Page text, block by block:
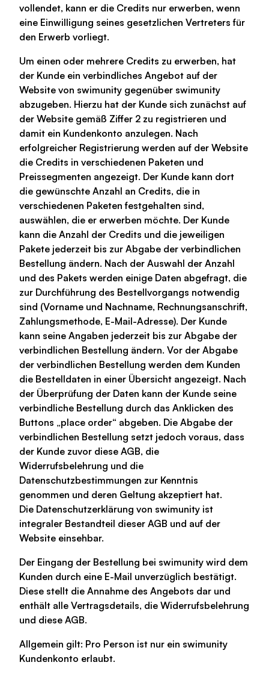
vollendet, kann er die Credits nur erwerben, wenn
eine Einwilligung seines gesetzlichen Vertreters für
den Erwerb vorliegt.
Um einen oder mehrere Credits zu erwerben, hat
der Kunde ein verbindliches Angebot auf der
Website von swimunity gegenüber swimunity
abzugeben. Hierzu hat der Kunde sich zunächst auf
der Website gemäß Ziffer 2 zu registrieren und
damit ein Kundenkonto anzulegen. Nach
erfolgreicher Registrierung werden auf der Website
die Credits in verschiedenen Paketen und
Preissegmenten angezeigt. Der Kunde kann dort
die gewünschte Anzahl an Credits, die in
verschiedenen Paketen festgehalten sind,
auswählen, die er erwerben möchte. Der Kunde
kann die Anzahl der Credits und die jeweiligen
Pakete jederzeit bis zur Abgabe der verbindlichen
Bestellung ändern. Nach der Auswahl der Anzahl
und des Pakets werden einige Daten abgefragt, die
zur Durchführung des Bestellvorgangs notwendig
sind (Vorname und Nachname, Rechnungsanschrift,
Zahlungsmethode, E-Mail-Adresse). Der Kunde
kann seine Angaben jederzeit bis zur Abgabe der
verbindlichen Bestellung ändern. Vor der Abgabe
der verbindlichen Bestellung werden dem Kunden
die Bestelldaten in einer Übersicht angezeigt. Nach
der Überprüfung der Daten kann der Kunde seine
verbindliche Bestellung durch das Anklicken des
Buttons „place order“ abgeben. Die Abgabe der
verbindlichen Bestellung setzt jedoch voraus, dass
der Kunde zuvor diese AGB, die
Widerrufsbelehrung und die
Datenschutzbestimmungen zur Kenntnis
genommen und deren Geltung akzeptiert hat.
Die Datenschutzerklärung von swimunity ist
integraler Bestandteil dieser AGB und auf der
Website einsehbar.
Der Eingang der Bestellung bei swimunity wird dem
Kunden durch eine E-Mail unverzüglich bestätigt.
Diese stellt die Annahme des Angebots dar und
enthält alle Vertragsdetails, die Widerrufsbelehrung
und diese AGB.
Allgemein gilt: Pro Person ist nur ein swimunity
Kundenkonto erlaubt.